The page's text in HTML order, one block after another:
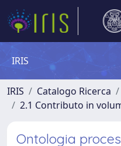
IRIS
IRIS Catalogo Ricerca
2.1 Contributo in
Ontologia